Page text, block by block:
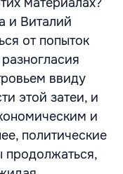
и Виталий
от попыток
ввиду
этой затеи, и
и
политические
продолжаться,